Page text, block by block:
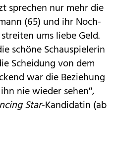
sprechen nur mehr die
(65) und ihr Noch-
ums liebe Geld.
schöne Schauspielerin
Scheidung von dem
war die Beziehung
nie wieder sehen“,
Star-Kandidatin (ab